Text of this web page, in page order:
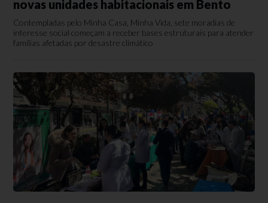
novas unidades habitacionais em Bento
Contempladas pelo Minha Casa, Minha Vida, sete moradias de
interesse social começam a receber bases estruturais para atender
famílias afetadas por desastre climático